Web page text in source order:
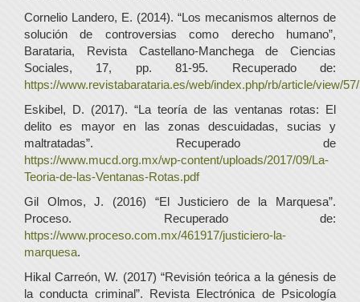
Cornelio Landero, E. (2014). “Los mecanismos alternos de
solución de controversias como derecho humano”,
Barataria, Revista Castellano-Manchega de Ciencias
Sociales, 17, pp. 81-95. Recuperado de:
https://www.revistabarataria.es/web/index.php/rb/article/view/
Eskibel, D. (2017). “La teoría de las ventanas rotas: El
delito es mayor en las zonas descuidadas, sucias y
maltratadas”. Recuperado de
https://www.mucd.org.mx/wp-content/uploads/2017/09/La-
Teoria-de-las-Ventanas-Rotas.pdf
Gil Olmos, J. (2016) “El Justiciero de la Marquesa”.
Proceso. Recuperado de:
https://www.proceso.com.mx/461917/justiciero-la-
marquesa.
Hikal Carreón, W. (2017) “Revisión teórica a la génesis de
la conducta criminal”. Revista Electrónica de Psicología